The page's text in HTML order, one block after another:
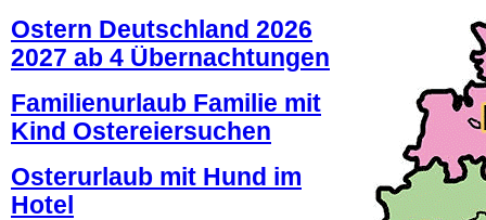
Ostern Deutschland 2026
2027 ab 4 Übernachtungen
Familienurlaub Familie mit
Kind Ostereiersuchen
Osterurlaub mit Hund im
Hotel